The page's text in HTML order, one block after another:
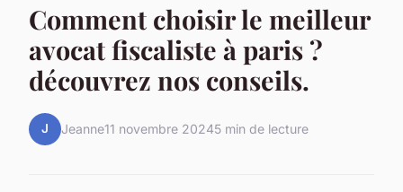
Comment choisir le meilleur
avocat fiscaliste à paris ?
découvrez nos conseils.
J Jeanne11 novembre 20245 min de lecture